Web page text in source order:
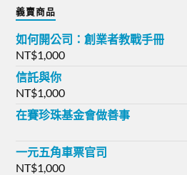
義賣商品
如何開公司：創業者教戰手冊
NT$1,000
信託與你
NT$1,000
在賽珍珠基金會做善事
一元五角車票官司
NT$1,000